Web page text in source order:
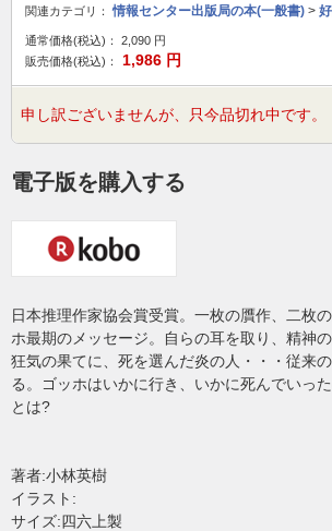
関連カテゴリ： 情報センター出版局の本(一般書) >
通常価格(税込)： 2,090 円
販売価格(税込)：
1,986 円
申し訳ございませんが、只今品切れ中です。
電子版を購入する
日本推理作家協会賞受賞。一枚の贋作、二枚
ホ最期のメッセージ。自らの耳を取り、精神の
狂気の果てに、死を選んだ炎の人・・・従来
る。ゴッホはいかに行き、いかに死んでいっ
とは?
著者:小林英樹
イラスト:
サイズ:四六上製